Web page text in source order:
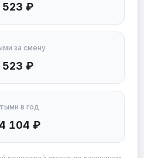
523 ₽
за смену
523 ₽
в год
104 ₽